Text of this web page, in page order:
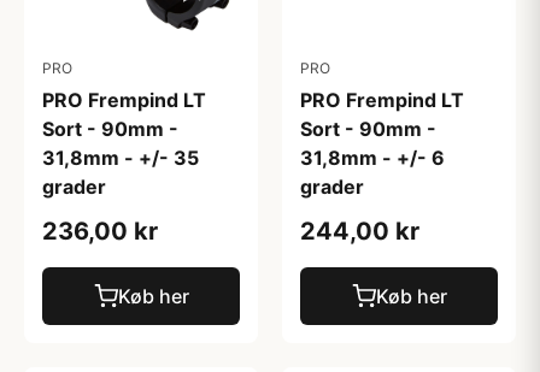
PRO
PRO Frempind LT
Sort - 90mm -
31,8mm - +/- 35
grader
236,00 kr
Køb her
PRO
PRO Frempind LT
Sort - 90mm -
31,8mm - +/- 6
grader
244,00 kr
Køb her